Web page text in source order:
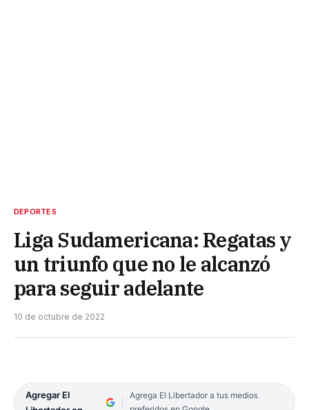
DEPORTES
Liga Sudamericana: Regatas y
un triunfo que no le alcanzó
para seguir adelante
10 de octubre de 2022
Agregar El
Agrega El Libertador a tus medios